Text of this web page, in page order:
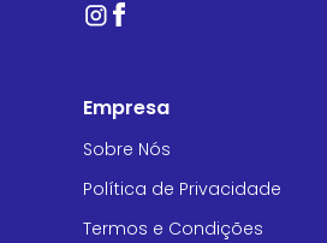
Empresa
Sobre Nós
Política de Privacidade
Termos e Condições